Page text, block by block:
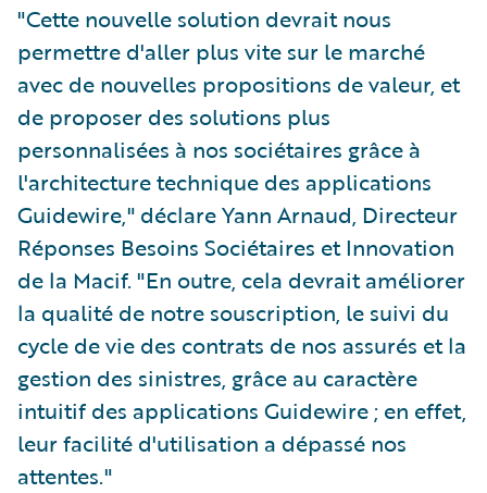
"Cette nouvelle solution devrait nous
permettre d'aller plus vite sur le marché
avec de nouvelles propositions de valeur, et
de proposer des solutions plus
personnalisées à nos sociétaires grâce à
l'architecture technique des applications
Guidewire," déclare Yann Arnaud, Directeur
Réponses Besoins Sociétaires et Innovation
de la Macif. "En outre, cela devrait améliorer
la qualité de notre souscription, le suivi du
cycle de vie des contrats de nos assurés et la
gestion des sinistres, grâce au caractère
intuitif des applications Guidewire ; en effet,
leur facilité d'utilisation a dépassé nos
attentes."